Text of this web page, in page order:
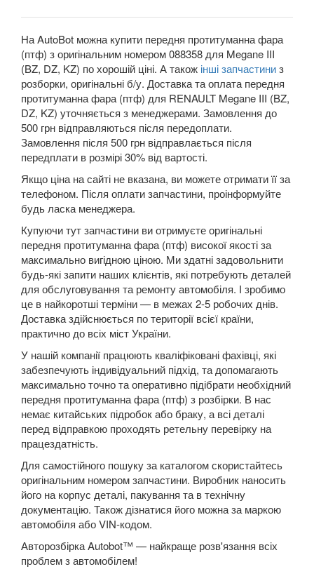
Espace V
Kadjar
Kangoo II (FW, KW)
Koleos I (HY0)
Koleos II
Laguna II (BG, KG)
Laguna III (BT, DT, KT)
Latitude (L7)
Master III (HD, FD, JD)
Megane II (BM, CM, KM, LM, EM)
Megane III (BZ, DZ, KZ)
Megane IV
Modus (JP0)
Grand Modus (JP0)
Sandero II Stepway (B8)
Grand Scenic II (JM)
Scenic III (JZ0)
Grand Scenic III (JZ0)
Scenic IV
На AutoBot можна купити передня протитуманна фара
(птф) з оригінальним номером 088358 для Megane III
(BZ, DZ, KZ) по хорошій ціні. А також інші запчастиниз
розборки, оригінальні б/у. Доставка та оплата передня
протитуманна фара (птф) для RENAULT Megane III (BZ,
DZ, KZ) уточняється з менеджерами. Замовлення до
500 грн відправляються після передоплати.
Замовлення після 500 грн відправлається після
передплати в розмірі 30% від вартості.
Якщо ціна на сайті не вказана, ви можете отримати її за
телефоном. Після оплати запчастини, проінформуйте
будь ласка менеджера.
Купуючи тут запчастини ви отримуєте оригінальні
передня протитуманна фара (птф) високої якості за
максимально вигідною ціною. Ми здатні задовольнити
будь-які запити наших клієнтів, які потребують деталей
для обслуговування та ремонту автомобіля. І зробимо
це в найкоротші терміни — в межах 2-5 робочих днів.
Доставка здійснюється по території всієї країни,
практично до всіх міст України.
У нашій компанії працюють кваліфіковані фахівці, які
забезпечують індивідуальний підхід, та допомагають
максимально точно та оперативно підібрати необхідний
передня протитуманна фара (птф) з розбірки. В нас
немає китайських підробок або браку, а всі деталі
перед відправкою проходять ретельну перевірку на
працездатність.
Для самостійного пошуку за каталогом скористайтесь
оригінальним номером запчастини. Виробник наносить
його на корпус деталі, пакування та в технічну
документацію. Також дізнатися його можна за маркою
автомобіля або VIN-кодом.
Авторозбірка Autobot™ — найкраще розв'язання всіх
проблем з автомобілем!